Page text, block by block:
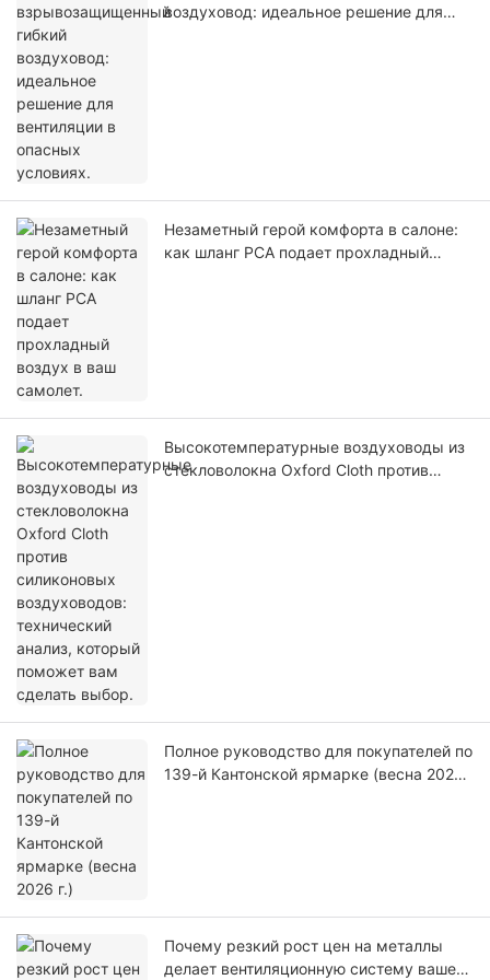
воздуховод: идеальное решение для
Незаметный герой комфорта в салоне:
как шланг PCA подает прохладный
Высокотемпературные воздуховоды из
стекловолокна Oxford Cloth против
Полное руководство для покупателей по
139-й Кантонской ярмарке (весна 2026
Почему резкий рост цен на металлы
делает вентиляционную систему вашей